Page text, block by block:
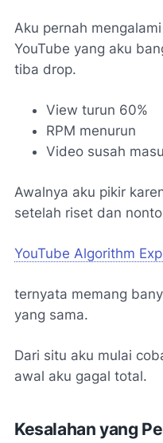
Aku pernah
YouTube yang aku
tiba drop.
View turun 60%
RPM menurun
Video susah
Awalnya aku pikir
setelah riset dan
YouTube Algorithm
ternyata memang
yang sama.
Dari situ aku mulai
awal aku gagal total.
Kesalahan yang